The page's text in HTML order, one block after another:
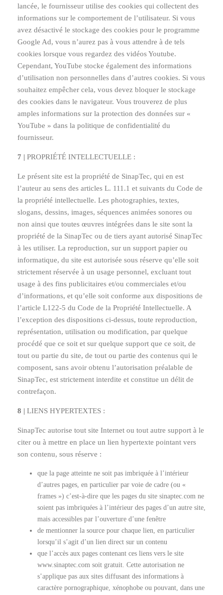
lancée, le fournisseur utilise des cookies qui collectent des
informations sur le comportement de l’utilisateur. Si vous
avez désactivé le stockage des cookies pour le programme
Google Ad, vous n’aurez pas à vous attendre à de tels
cookies lorsque vous regardez des vidéos Youtube.
Cependant, YouTube stocke également des informations
d’utilisation non personnelles dans d’autres cookies. Si vous
souhaitez empêcher cela, vous devez bloquer le stockage
des cookies dans le navigateur. Vous trouverez de plus
amples informations sur la protection des données sur «
YouTube » dans la politique de confidentialité du
fournisseur.
7 | PROPRIÉTÉ INTELLECTUELLE :
Le présent site est la propriété de SinapTec, qui en est
l’auteur au sens des articles L. 111.1 et suivants du Code de
la propriété intellectuelle. Les photographies, textes,
slogans, dessins, images, séquences animées sonores ou
non ainsi que toutes œuvres intégrées dans le site sont la
propriété de la SinapTec ou de tiers ayant autorisé SinapTec
à les utiliser. La reproduction, sur un support papier ou
informatique, du site est autorisée sous réserve qu’elle soit
strictement réservée à un usage personnel, excluant tout
usage à des fins publicitaires et/ou commerciales et/ou
d’informations, et qu’elle soit conforme aux dispositions de
l’article L122-5 du Code de la Propriété Intellectuelle. A
l’exception des dispositions ci-dessus, toute reproduction,
représentation, utilisation ou modification, par quelque
procédé que ce soit et sur quelque support que ce soit, de
tout ou partie du site, de tout ou partie des contenus qui le
composent, sans avoir obtenu l’autorisation préalable de
SinapTec, est strictement interdite et constitue un délit de
contrefaçon.
8 | LIENS HYPERTEXTES :
SinapTec autorise tout site Internet ou tout autre support à le
citer ou à mettre en place un lien hypertexte pointant vers
son contenu, sous réserve :
que la page atteinte ne soit pas imbriquée à l’intérieur
d’autres pages, en particulier par voie de cadre (ou «
frames ») c’est-à-dire que les pages du site sinaptec.com ne
soient pas imbriquées à l’intérieur des pages d’un autre site,
mais accessibles par l’ouverture d’une fenêtre
de mentionner la source pour chaque lien, en particulier
lorsqu’il s’agit d’un lien direct sur un contenu
que l’accès aux pages contenant ces liens vers le site
www.sinaptec.com soit gratuit. Cette autorisation ne
s’applique pas aux sites diffusant des informations à
caractère pornographique, xénophobe ou pouvant, dans une